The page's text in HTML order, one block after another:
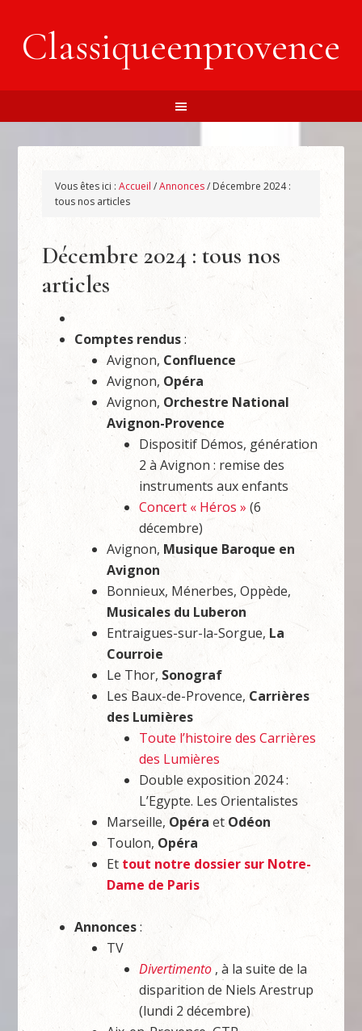
Classiqueenprovence
Vous êtes ici :Accueil /Annonces/ Décembre 2024 :
tous nos articles
Décembre 2024 : tous nos
articles
Comptes rendus:
Avignon, Confluence
Avignon, Opéra
Avignon, Orchestre National
Avignon-Provence
Dispositif Démos, génération
2 à Avignon : remise des
instruments aux enfants
Concert « Héros » (6
décembre)
Avignon, Musique Baroque en
Avignon
Bonnieux, Ménerbes, Oppède,
Musicales du Luberon
Entraigues-sur-la-Sorgue, La
Courroie
Le Thor, Sonograf
Les Baux-de-Provence, Carrières
des Lumières
Toute l’histoire des Carrières
des Lumières
Double exposition 2024 :
L’Egypte. Les Orientalistes
Marseille, Opéra etOdéon
Toulon, Opéra
Et tout notre dossier sur Notre-
Dame de Paris
Annonces:
TV
Divertimento , à la suite de la
disparition de Niels Arestrup
(lundi 2 décembre)